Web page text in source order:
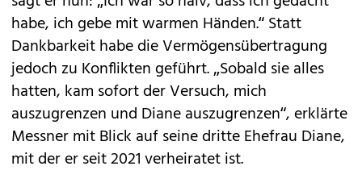
habe, ich gebe mit warmen Händen.“ Statt
Dankbarkeit habe die Vermögensübertragung
jedoch zu Konflikten geführt. „Sobald sie alles
hatten, kam sofort der Versuch, mich
auszugrenzen und Diane auszugrenzen“, erklärte
Messner mit Blick auf seine dritte Ehefrau Diane,
mit der er seit 2021 verheiratet ist.